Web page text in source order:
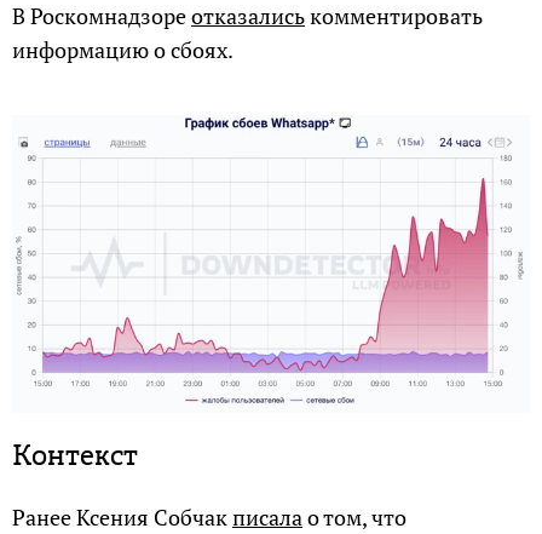
В Роскомнадзореотказалиськомментировать
информацию о сбоях.
Контекст
Ранее Ксения Собчакписалао том, что